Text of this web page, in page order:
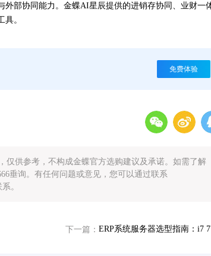
部协同能力。金蝶AI星辰提供的进销存协同、业财一
。
免费体验
仅供参考，不构成金蝶官方选购建议及承诺。如需了解
垂询。有任何问题或意见，您可以通过联系
。
下一篇：